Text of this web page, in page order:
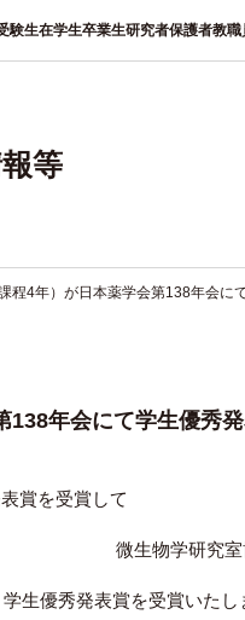
験生在学生卒業生研究者保護者教職
等
程4年）が日本薬学会第138年会に
年会にて学生優秀
賞を受賞して
微生物学研究
生優秀発表賞を受賞いた